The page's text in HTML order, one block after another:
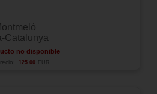
Catalunya
no disponible
125.00 EUR